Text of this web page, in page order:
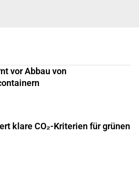
vor Abbau von
klare CO₂-Kriterien für grünen